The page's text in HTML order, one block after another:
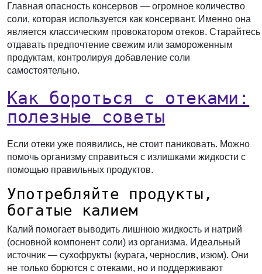
Главная опасность консервов — огромное количество
соли, которая используется как консервант. Именно она
является классическим провокатором отеков. Старайтесь
отдавать предпочтение свежим или замороженным
продуктам, контролируя добавление соли
самостоятельно.
Как бороться с отеками:
полезные советы
Если отеки уже появились, не стоит паниковать. Можно
помочь организму справиться с излишками жидкости с
помощью правильных продуктов.
Употребляйте продукты,
богатые калием
Калий помогает выводить лишнюю жидкость и натрий
(основной компонент соли) из организма. Идеальный
источник — сухофрукты (курага, чернослив, изюм). Они
не только борются с отеками, но и поддерживают